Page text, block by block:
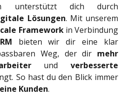
unterstützt dich durch
Lösungen. Mit unserem
Frameworkin Verbindung
bieten wir dir eine klar
Weg, der dir mehr
und verbesserte
So hast du den Blick immer
Kunden.